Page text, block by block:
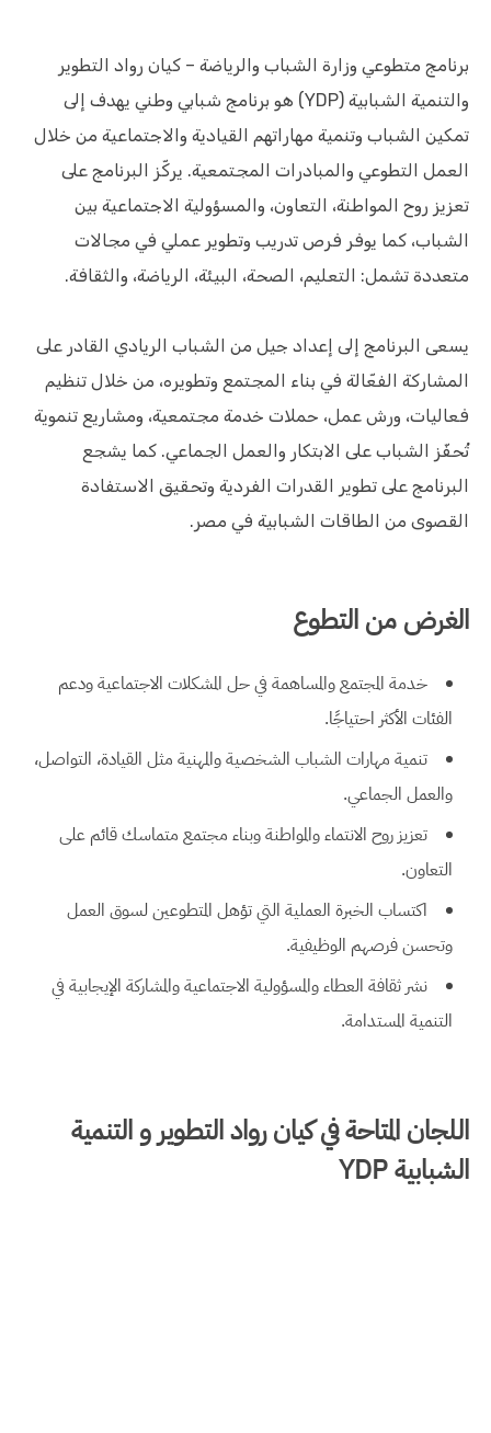
برنامج متطوعي وزارة الشباب والرياضة – كيان رواد التطوير
والتنمية الشبابية (YDP) هو برنامج شبابي وطني يهدف إلى
تمكين الشباب وتنمية مهاراتهم القيادية والاجتماعية من خلال
العمل التطوعي والمبادرات المجتمعية. يركّز البرنامج على
تعزيز روح المواطنة، التعاون، والمسؤولية الاجتماعية بين
الشباب، كما يوفر فرص تدريب وتطوير عملي في مجالات
متعددة تشمل: التعليم، الصحة، البيئة، الرياضة، والثقافة.
يسعى البرنامج إلى إعداد جيل من الشباب الريادي القادر على
المشاركة الفعّالة في بناء المجتمع وتطويره، من خلال تنظيم
فعاليات، ورش عمل، حملات خدمة مجتمعية، ومشاريع تنموية
تُحفّز الشباب على الابتكار والعمل الجماعي. كما يشجع
البرنامج على تطوير القدرات الفردية وتحقيق الاستفادة
القصوى من الطاقات الشبابية في مصر.
الغرض من التطوع
خدمة المجتمع والمساهمة في حل المشكلات الاجتماعية ودعم
الفئات الأكثر احتياجًا.
تنمية مهارات الشباب الشخصية والمهنية مثل القيادة، التواصل،
والعمل الجماعي.
تعزيز روح الانتماء والمواطنة وبناء مجتمع متماسك قائم على
التعاون.
اكتساب الخبرة العملية التي تؤهل المتطوعين لسوق العمل
وتحسن فرصهم الوظيفية.
نشر ثقافة العطاء والمسؤولية الاجتماعية والمشاركة الإيجابية في
التنمية المستدامة.
اللجان المتاحة في كيان رواد التطوير و التنمية
الشبابية YDP